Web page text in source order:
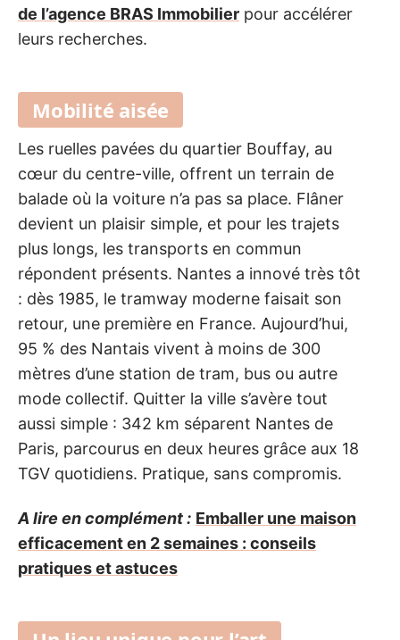
de l’agence BRAS Immobilier pour accélérer
leurs recherches.
Mobilité aisée
Les ruelles pavées du quartier Bouffay, au
cœur du centre-ville, offrent un terrain de
balade où la voiture n’a pas sa place. Flâner
devient un plaisir simple, et pour les trajets
plus longs, les transports en commun
répondent présents. Nantes a innové très tôt
: dès 1985, le tramway moderne faisait son
retour, une première en France. Aujourd’hui,
95 % des Nantais vivent à moins de 300
mètres d’une station de tram, bus ou autre
mode collectif. Quitter la ville s’avère tout
aussi simple : 342 km séparent Nantes de
Paris, parcourus en deux heures grâce aux 18
TGV quotidiens. Pratique, sans compromis.
A lire en complément : Emballer une maison
efficacement en 2 semaines : conseils
pratiques et astuces